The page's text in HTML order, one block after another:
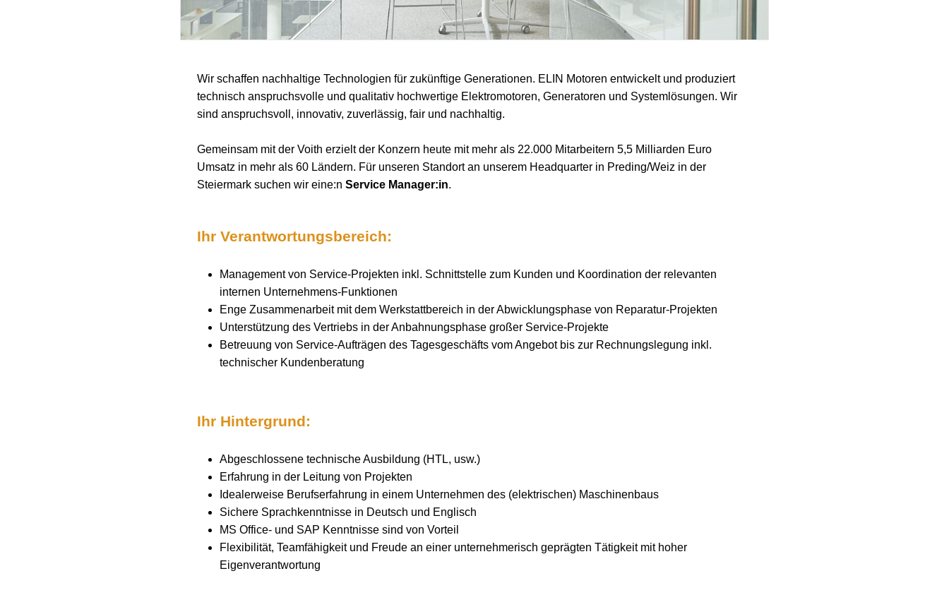
Wir schaffen nachhaltige Technologien für zukünftige Generationen. ELIN Motoren entwickelt und produziert
technisch anspruchsvolle und qualitativ hochwertige Elektromotoren, Generatoren und Systemlösungen. Wir
sind anspruchsvoll, innovativ, zuverlässig, fair und nachhaltig.
Gemeinsam mit der Voith erzielt der Konzern heute mit mehr als 22.000 Mitarbeitern 5,5 Milliarden Euro
Umsatz in mehr als 60 Ländern. Für unseren Standort an unserem Headquarter in Preding/Weiz in der
Steiermark suchen wir eine:n Service Manager:in.
Ihr Verantwortungsbereich:
Management von Service-Projekten inkl. Schnittstelle zum Kunden und Koordination der relevanten
internen Unternehmens-Funktionen
Enge Zusammenarbeit mit dem Werkstattbereich in der Abwicklungsphase von Reparatur-Projekten
Unterstützung des Vertriebs in der Anbahnungsphase großer Service-Projekte
Betreuung von Service-Aufträgen des Tagesgeschäfts vom Angebot bis zur Rechnungslegung inkl.
technischer Kundenberatung
Ihr Hintergrund:
Abgeschlossene technische Ausbildung (HTL, usw.)
Erfahrung in der Leitung von Projekten
Idealerweise Berufserfahrung in einem Unternehmen des (elektrischen) Maschinenbaus
Sichere Sprachkenntnisse in Deutsch und Englisch
MS Office- und SAP Kenntnisse sind von Vorteil
Flexibilität, Teamfähigkeit und Freude an einer unternehmerisch geprägten Tätigkeit mit hoher
Eigenverantwortung